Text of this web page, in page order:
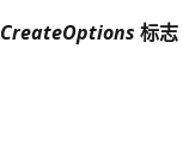
CreateOptions 标志